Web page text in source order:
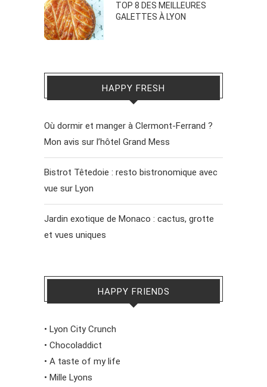
TOP 8 DES MEILLEURES
GALETTES À LYON
HAPPY FRESH
Où dormir et manger à Clermont-Ferrand ?
Mon avis sur l’hôtel Grand Mess
Bistrot Têtedoie : resto bistronomique avec
vue sur Lyon
Jardin exotique de Monaco : cactus, grotte
et vues uniques
HAPPY FRIENDS
• Lyon City Crunch
• Chocoladdict
• A taste of my life
• Mille Lyons